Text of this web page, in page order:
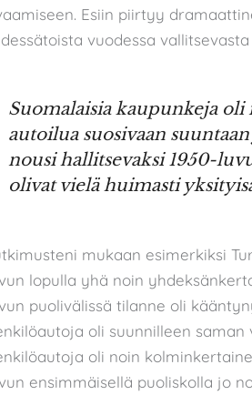
Esiin piirtyy
vuodessa
Suomalaisia kaupunkeja
autoilua suosivaan
nousi hallitsevaksi 1950-
olivat vielä huimasti
mukaan esimerkiksi
lopulla yhä noin
puolivälissä tilanne oli
oli suunnilleen saman
oli noin
ensimmäisellä puoliskolla jo